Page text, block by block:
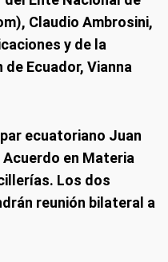
Claudio Ambrosini,
y de la
Ecuador, Vianna
ecuatoriano Juan
en Materia
Los dos
reunión bilateral a